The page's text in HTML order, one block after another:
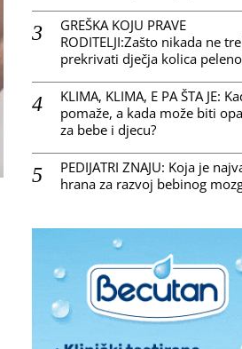
GREŠKA KOJU PRAVE
RODITELJI:Zašto nikada ne
prekrivati dječja kolica
KLIMA, KLIMA, E PA ŠTA JE:
pomaže, a kada može biti
za bebe i djecu?
PEDIJATRI ZNAJU: Koja je
hrana za razvoj bebinog